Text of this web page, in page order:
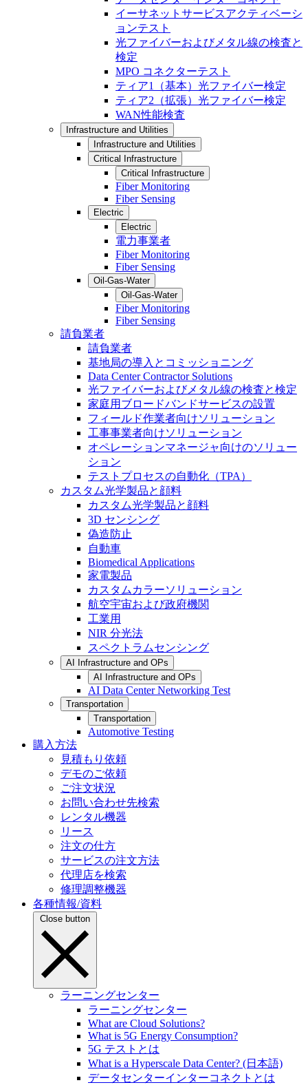
イーサネットサービスアクティベーシ
ョンテスト
光ファイバーおよびメタル線の検査と
検定
MPO コネクターテスト
ティア1（基本）光ファイバー検定
ティア2（拡張）光ファイバー検定
WAN性能検査
Infrastructure and Utilities
Infrastructure and Utilities
Critical Infrastructure
Critical Infrastructure
Fiber Monitoring
Fiber Sensing
Electric
Electric
電力事業者
Fiber Monitoring
Fiber Sensing
Oil-Gas-Water
Oil-Gas-Water
Fiber Monitoring
Fiber Sensing
請負業者
請負業者
基地局の導入とコミッショニング
Data Center Contractor Solutions
光ファイバーおよびメタル線の検査と検定
家庭用ブロードバンドサービスの設置
フィールド作業者向けソリューション
工事事業者向けソリューション
オペレーションマネージャ向けのソリュー
ション
テストプロセスの自動化（TPA）
カスタム光学製品と顔料
カスタム光学製品と顔料
3D センシング
偽造防止
自動車
Biomedical Applications
家電製品
カスタムカラーソリューション
航空宇宙および政府機関
工業用
NIR 分光法
スペクトラムセンシング
AI Infrastructure and OPs
AI Infrastructure and OPs
AI Data Center Networking Test
Transportation
Transportation
Automotive Testing
購入方法
見積もり依頼
デモのご依頼
ご注文状況
お問い合わせ先検索
レンタル機器
リース
注文の仕方
サービスの注文方法
代理店を検索
修理調整機器
各種情報/資料
Close button
ラーニングセンター
ラーニングセンター
What are Cloud Solutions?
What is 5G Energy Consumption?
5G テストとは
What is a Hyperscale Data Center? (日本語)
データセンターインターコネクトとは